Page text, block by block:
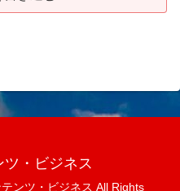
ツ・ビジネス
ンツ・ビジネス All Rights